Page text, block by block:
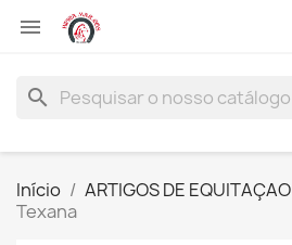

search
Início ARTIGOS DE EQUITAÇAO
Texana